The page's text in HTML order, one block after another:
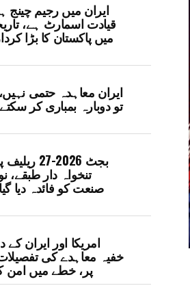
ایران میں رجیم چینج
قیادت اسمارٹ ہے،
میں پاکستان کا بڑا
ایران معاہدہ حتمی نہیں،
تو دوبارہ بمباری کر
بجٹ 2026-
تنخواہ دار طبقے،
صنعت کو فائدہ دیا
امریکا اور ایران کے
خفیہ معاہدے کی
پر، خطے میں امن